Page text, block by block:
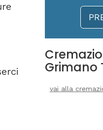
Grimano
vai alla